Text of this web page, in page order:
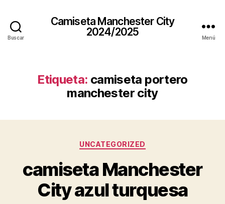
Buscar
Camiseta Manchester City
2024/2025
Menú
Etiqueta: camiseta portero
manchester city
Categorías
UNCATEGORIZED
camiseta Manchester
City azul turquesa